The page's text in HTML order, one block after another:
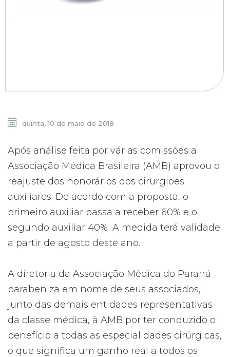
quinta, 10 de maio de 2018
Após análise feita por várias comissões a
Associação Médica Brasileira (AMB) aprovou o
reajuste dos honorários dos cirurgiões
auxiliares. De acordo com a proposta, o
primeiro auxiliar passa a receber 60% e o
segundo auxiliar 40%. A medida terá validade
a partir de agosto deste ano.
A diretoria da Associação Médica do Paraná
parabeniza em nome de seus associados,
junto das demais entidades representativas
da classe médica, à AMB por ter conduzido o
benefício a todas as especialidades cirúrgicas,
o que significa um ganho real a todos os